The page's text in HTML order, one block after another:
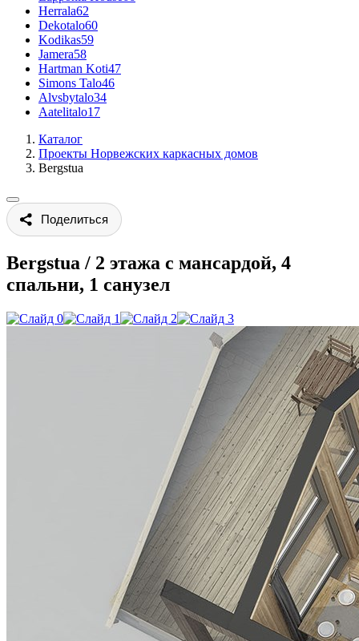
Herrala62
Dekotalo60
Kodikas59
Jamera58
Hartman Koti47
Simons Talo46
Alvsbytalo34
Aatelitalo17
Каталог
Проекты Норвежских каркасных домов
Bergstua
Поделиться
Bergstua / 2 этажа с мансардой, 4
спальни, 1 санузел